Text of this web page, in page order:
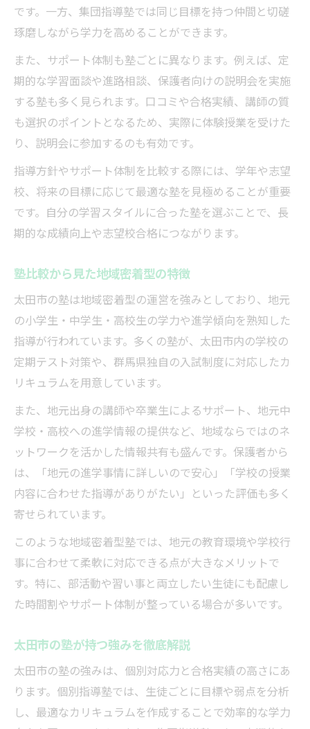
サービス内容の違いを塾比較で把握する
費用対効果を意識した塾選びの視点
塾比較で適正価格とサービスを見極める
塾選びで確認したい追加サービス内容
です。一方、集団指導塾では同じ目標を持つ仲間と切磋
琢磨しながら学力を高めることができます。
また、サポート体制も塾ごとに異なります。例えば、定
期的な学習面談や進路相談、保護者向けの説明会を実施
する塾も多く見られます。口コミや合格実績、講師の質
も選択のポイントとなるため、実際に体験授業を受けた
り、説明会に参加するのも有効です。
指導方針やサポート体制を比較する際には、学年や志望
校、将来の目標に応じて最適な塾を見極めることが重要
です。自分の学習スタイルに合った塾を選ぶことで、長
期的な成績向上や志望校合格につながります。
塾比較から見た地域密着型の特徴
太田市の塾は地域密着型の運営を強みとしており、地元
の小学生・中学生・高校生の学力や進学傾向を熟知した
指導が行われています。多くの塾が、太田市内の学校の
定期テスト対策や、群馬県独自の入試制度に対応したカ
リキュラムを用意しています。
また、地元出身の講師や卒業生によるサポート、地元中
学校・高校への進学情報の提供など、地域ならではのネ
ットワークを活かした情報共有も盛んです。保護者から
は、「地元の進学事情に詳しいので安心」「学校の授業
内容に合わせた指導がありがたい」といった評価も多く
寄せられています。
このような地域密着型塾では、地元の教育環境や学校行
事に合わせて柔軟に対応できる点が大きなメリットで
す。特に、部活動や習い事と両立したい生徒にも配慮し
た時間割やサポート体制が整っている場合が多いです。
太田市の塾が持つ強みを徹底解説
太田市の塾の強みは、個別対応力と合格実績の高さにあ
ります。個別指導塾では、生徒ごとに目標や弱点を分析
し、最適なカリキュラムを作成することで効率的な学力